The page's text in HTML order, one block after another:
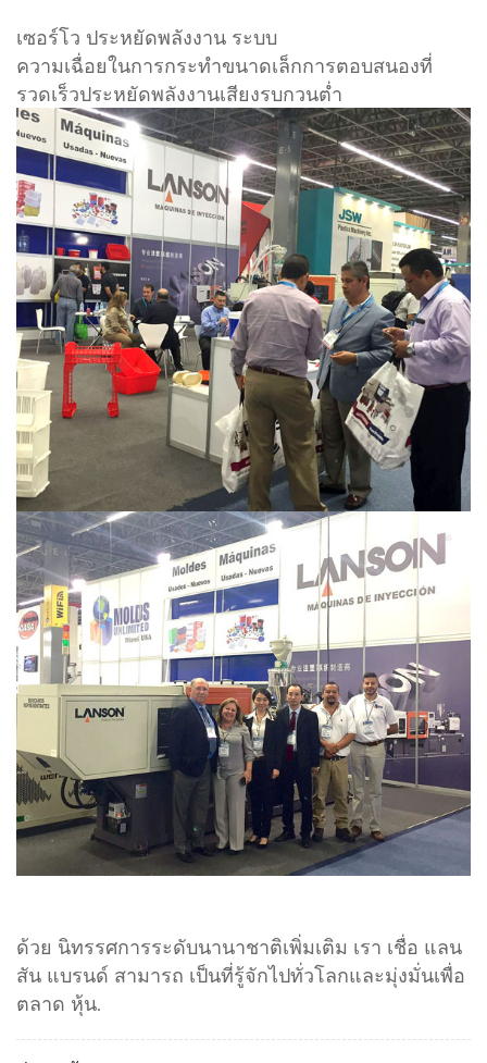
เซอร์โว ประหยัดพลังงาน ระบบ
ความเฉื่อยในการกระทำขนาดเล็กการตอบสนองที่
รวดเร็วประหยัดพลังงานเสียงรบกวนต่ำ
ด้วย นิทรรศการระดับนานาชาติเพิ่มเติม เรา เชื่อ แลน
สัน แบรนด์ สามารถ เป็นที่รู้จักไปทั่วโลกและมุ่งมั่นเพื่อ
ตลาด หุ้น.